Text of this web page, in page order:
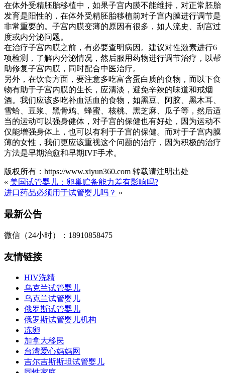
在体外受精胚胎移植中，如果子宫内膜不能维持，对正常胚胎
发育是阳性的，在体外受精胚胎移植前对子宫内膜进行调节是
非常重要的。子宫内膜变薄的原因有很多，如人流史、刮宫过
度或内分泌问题。
在治疗子宫内膜之前，有必要查明病因。建议对性激素进行6
项检测，了解内分泌情况，然后服用药物进行调节治疗，以帮
助修复子宫内膜，同时配合中医治疗。
另外，在饮食方面，要注意多吃富含蛋白质的食物，而以下食
物有助于子宫内膜的生长，应清淡，避免辛辣的味道和戒烟
酒。我们应该多吃补血活血的食物，如黑豆、阿胶、黑木耳、
雪蛤、豆浆、黑骨鸡、蜂蜜、核桃、黑芝麻、瓜子等，然后适
当的运动可以强身健体，对子宫的保健也有好处，因为运动不
仅能增强身体上，也可以有利于子宫的保健。而对于子宫内膜
薄的女性，我们更应该重视这个问题的治疗，因为积极的治疗
方法是早期治愈和早期IVF手术。
版权所有：https://www.xiyun360.com 转载请注明出处
« 美国试管婴儿：卵巢贮备能力差有影响吗?
进口药品必须用于试管婴儿吗？ »
最新公告
微信（24小时）：18910858475
友情链接
HIV洗精
乌克兰试管婴儿
乌克兰试管婴儿
俄罗斯试管婴儿
俄罗斯试管婴儿机构
冻卵
加拿大移民
台湾爱心妈妈网
吉尔吉斯斯坦试管婴儿